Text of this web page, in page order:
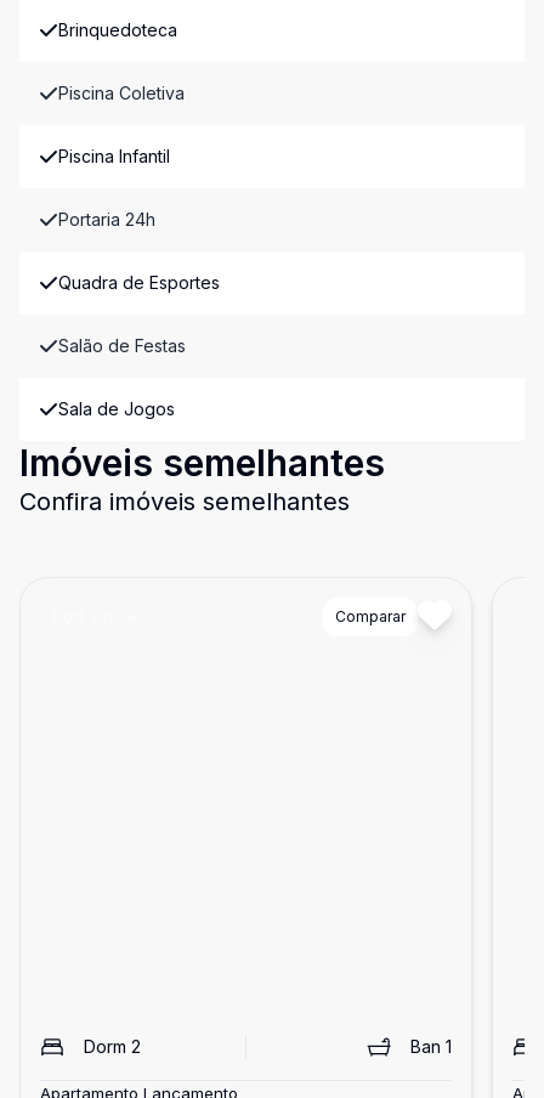
Brinquedoteca
Piscina Coletiva
Piscina Infantil
Portaria 24h
Quadra de Esportes
Salão de Festas
Sala de Jogos
Imóveis semelhantes
Confira imóveis semelhantes
Comparar
Dorm 2 Ban 1
Apartamento Lançamento